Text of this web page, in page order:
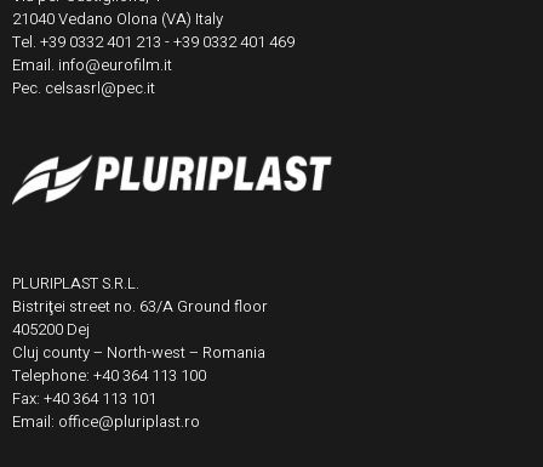
21040 Vedano Olona (VA) Italy
Tel. +39 0332 401 213 - +39 0332 401 469
Email. info@eurofilm.it
Pec. celsasrl@pec.it
PLURIPLAST S.R.L.
Bistriţei street no. 63/A Ground floor
405200 Dej
Cluj county – North-west – Romania
Telephone: +40 364 113 100
Fax: +40 364 113 101
Email: office@pluriplast.ro